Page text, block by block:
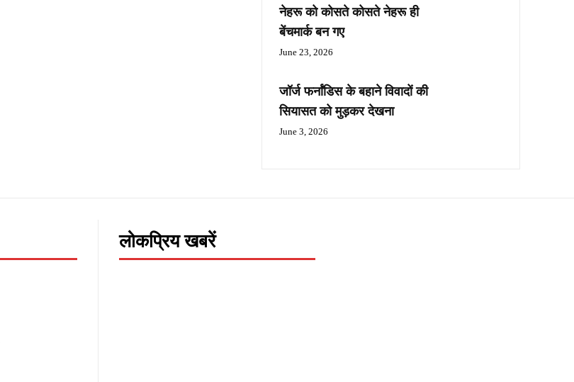
नेहरू को कोसते कोसते नेहरू ही
बेंचमार्क बन गए
June 23, 2026
जॉर्ज फर्नांडिस के बहाने विवादों की
सियासत को मुड़कर देखना
June 3, 2026
लोकप्रिय खबरें